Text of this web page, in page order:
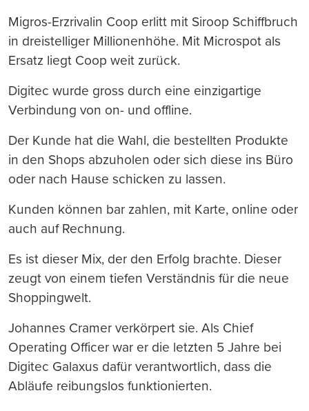
Migros-Erzrivalin Coop erlitt mit Siroop Schiffbruch
in dreistelliger Millionenhöhe. Mit Microspot als
Ersatz liegt Coop weit zurück.
Digitec wurde gross durch eine einzigartige
Verbindung von on- und offline.
Der Kunde hat die Wahl, die bestellten Produkte
in den Shops abzuholen oder sich diese ins Büro
oder nach Hause schicken zu lassen.
Kunden können bar zahlen, mit Karte, online oder
auch auf Rechnung.
Es ist dieser Mix, der den Erfolg brachte. Dieser
zeugt von einem tiefen Verständnis für die neue
Shoppingwelt.
Johannes Cramer verkörpert sie. Als Chief
Operating Officer war er die letzten 5 Jahre bei
Digitec Galaxus dafür verantwortlich, dass die
Abläufe reibungslos funktionierten.